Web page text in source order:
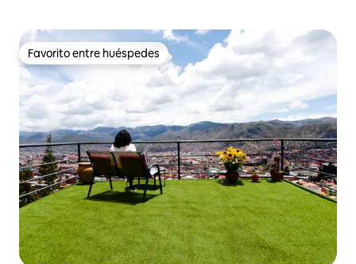
Favorito entre huéspedes
Favorito entre huéspedes